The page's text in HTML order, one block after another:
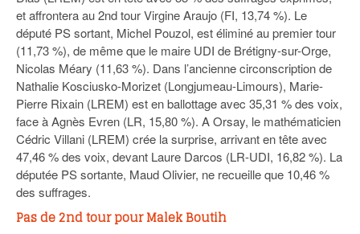
et affrontera au 2nd tour Virgine Araujo (FI, 13,74 %). Le
député PS sortant, Michel Pouzol, est éliminé au premier tour
(11,73 %), de même que le maire UDI de Brétigny-sur-Orge,
Nicolas Méary (11,63 %). Dans l’ancienne circonscription de
Nathalie Kosciusko-Morizet (Longjumeau-Limours), Marie-
Pierre Rixain (LREM) est en ballottage avec 35,31 % des voix,
face à Agnès Evren (LR, 15,80 %). A Orsay, le mathématicien
Cédric Villani (LREM) crée la surprise, arrivant en tête avec
47,46 % des voix, devant Laure Darcos (LR-UDI, 16,82 %). La
députée PS sortante, Maud Olivier, ne recueille que 10,46 %
des suffrages.
Pas de 2nd tour pour Malek Boutih